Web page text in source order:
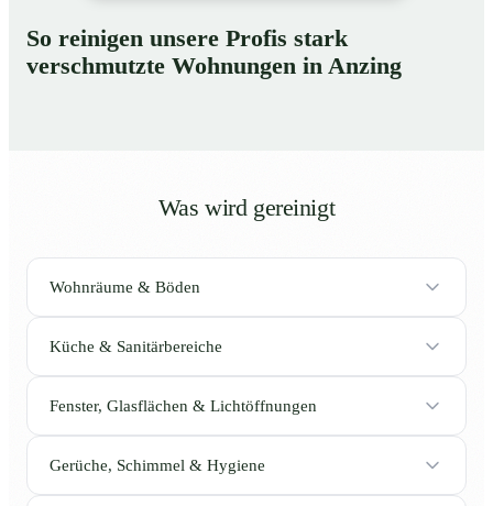
So reinigen unsere Profis stark
verschmutzte Wohnungen in Anzing
Was wird gereinigt
Wohnräume & Böden
Küche & Sanitärbereiche
Fenster, Glasflächen & Lichtöffnungen
Gerüche, Schimmel & Hygiene